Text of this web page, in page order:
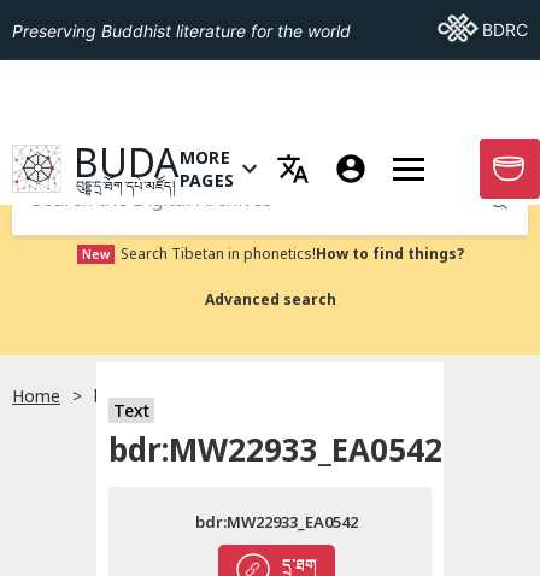
English
Preserving Buddhist literature for the world Go ToBDRC
GO TO HOMEPAGE
BUDA
བུདྡྷ་དྲ་ཐོག་དཔེ་མཛོད།
OPEN MENU OF MORE PAGES
MORE
PAGES
GO
Submit
New Search Tibetan in phonetics!How to find things?
Advanced search
Home bdr:MW22933_EA0542
Text
bdr:MW22933_EA0542
དྲ་ཐག
bdr:MW22933_EA0542